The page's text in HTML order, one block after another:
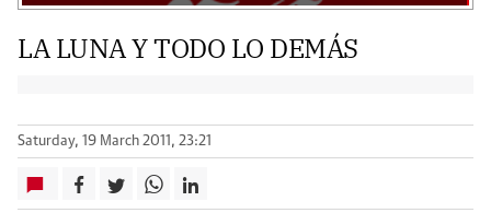
LA LUNA Y TODO LO DEMÁS
Saturday, 19 March 2011, 23:21